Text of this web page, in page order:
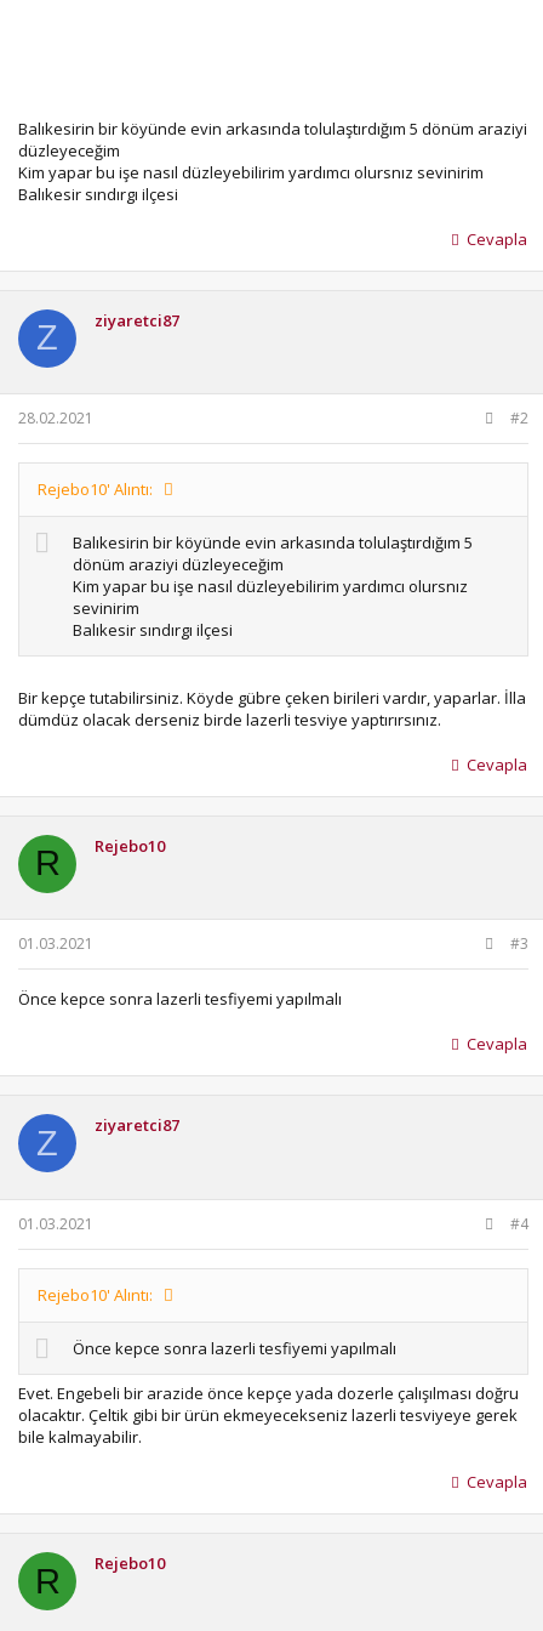
Balıkesirin bir köyünde evin arkasında tolulaştırdığım 5 dönüm araziyi
düzleyeceğim
Kim yapar bu işe nasıl düzleyebilirim yardımcı olursnız sevinirim
Balıkesir sındırgı ilçesi
Cevapla
Z ziyaretci87
28.02.2021 #2
Rejebo10' Alıntı:
Balıkesirin bir köyünde evin arkasında tolulaştırdığım 5
dönüm araziyi düzleyeceğim
Kim yapar bu işe nasıl düzleyebilirim yardımcı olursnız
sevinirim
Balıkesir sındırgı ilçesi
Bir kepçe tutabilirsiniz. Köyde gübre çeken birileri vardır, yaparlar. İlla
dümdüz olacak derseniz birde lazerli tesviye yaptırırsınız.
Cevapla
R Rejebo10
01.03.2021 #3
Önce kepce sonra lazerli tesfiyemi yapılmalı
Cevapla
Z ziyaretci87
01.03.2021 #4
Rejebo10' Alıntı:
Önce kepce sonra lazerli tesfiyemi yapılmalı
Evet. Engebeli bir arazide önce kepçe yada dozerle çalışılması doğru
olacaktır. Çeltik gibi bir ürün ekmeyecekseniz lazerli tesviyeye gerek
bile kalmayabilir.
Cevapla
R Rejebo10